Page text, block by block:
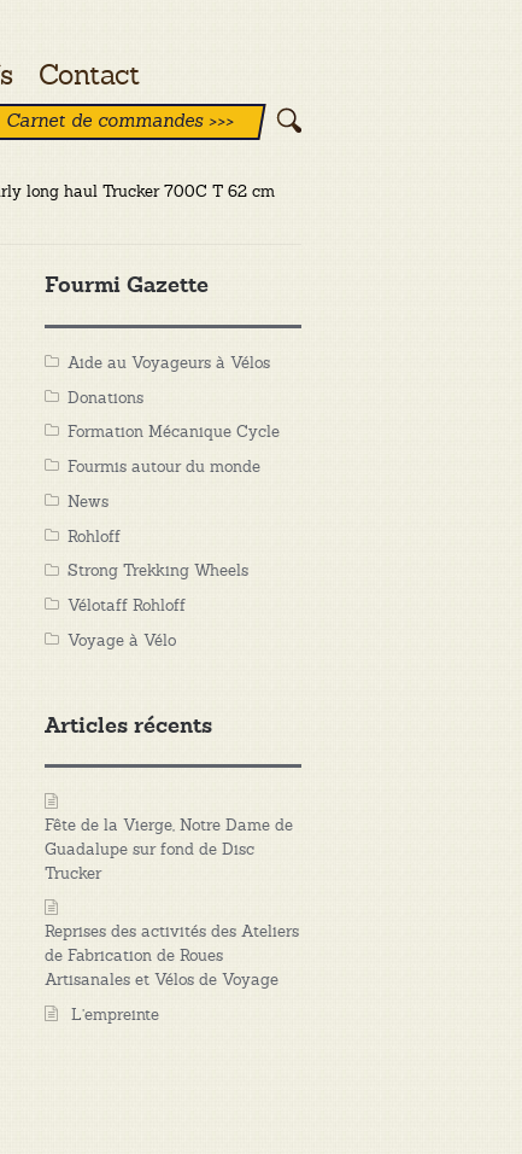
Contact
Carnet de commandes >>>
long haul Trucker 700C T 62 cm
Fourmi Gazette
Aide au Voyageurs à Vélos
Donations
Formation Mécanique Cycle
Fourmis autour du monde
News
Rohloff
Strong Trekking Wheels
Vélotaff Rohloff
Voyage à Vélo
Articles récents
Fête de la Vierge, Notre Dame de
Guadalupe sur fond de Disc
Trucker
Reprises des activités des Ateliers
de Fabrication de Roues
Artisanales et Vélos de Voyage
L’empreinte